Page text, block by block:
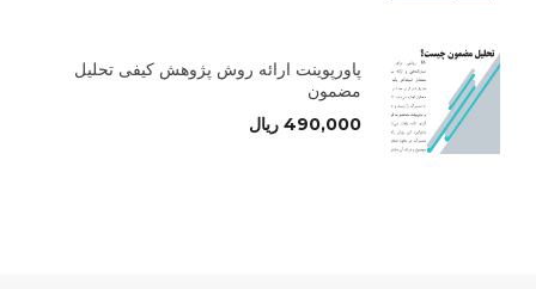
پاورپوینت ارائه روش پژوهش کیفی تحلیل
مضمون
490,000 ریال